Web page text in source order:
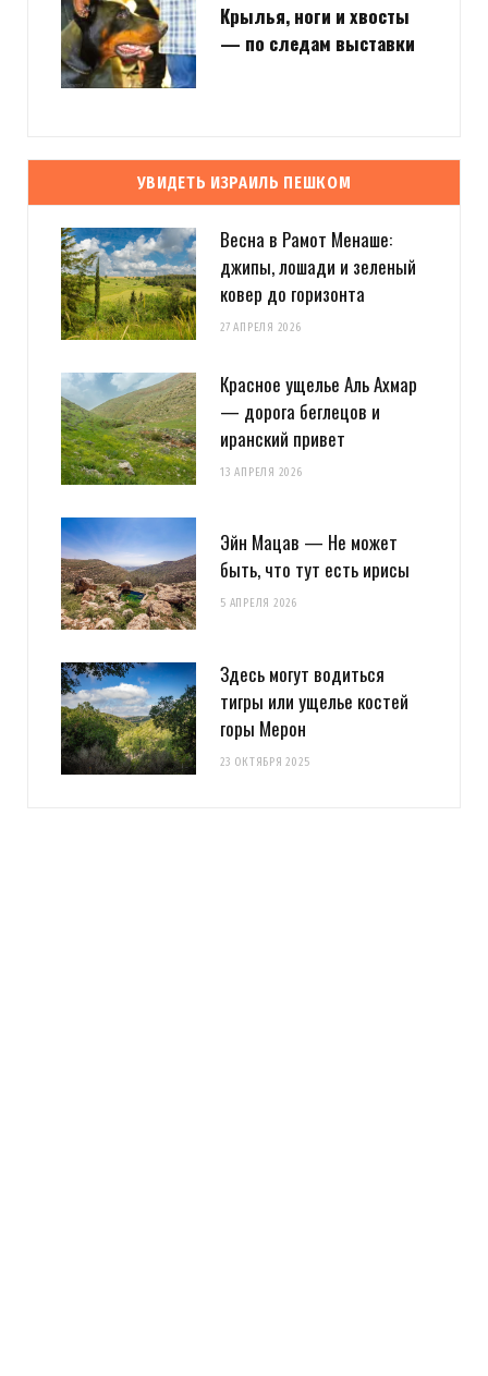
Крылья, ноги и хвосты
— по следам выставки
УВИДЕТЬ ИЗРАИЛЬ ПЕШКОМ
Весна в Рамот Менаше:
джипы, лошади и зеленый
ковер до горизонта
27 АПРЕЛЯ 2026
Красное ущелье Аль Ахмар
— дорога беглецов и
иранский привет
13 АПРЕЛЯ 2026
Эйн Мацав — Не может
быть, что тут есть ирисы
5 АПРЕЛЯ 2026
Здесь могут водиться
тигры или ущелье костей
горы Мерон
23 ОКТЯБРЯ 2025